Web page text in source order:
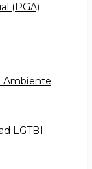
(PGA)
Ambiente
LGTBI